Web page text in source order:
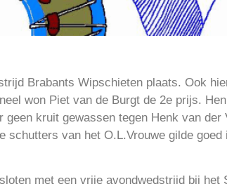
Brabants Wipschieten plaats. Ook
won Piet van de Burgt de 2e prijs.
kruit gewassen tegen Henk van der
schutters van het O.L.Vrouwe gilde goed
met een vrije avondwedstrijd bij het